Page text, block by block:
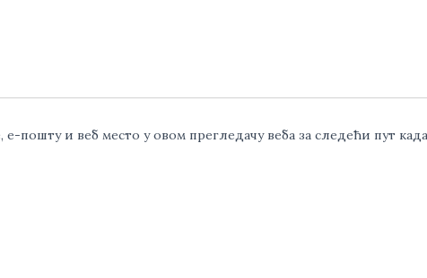
е-пошту и веб место у овом прегледачу веба за следећи пут